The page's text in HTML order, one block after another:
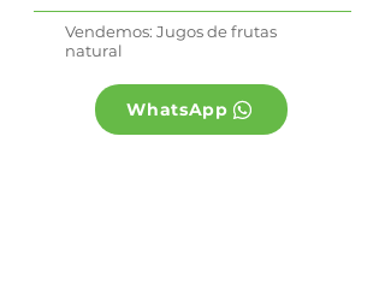
Vendemos: Jugos de frutas
natural
WhatsApp